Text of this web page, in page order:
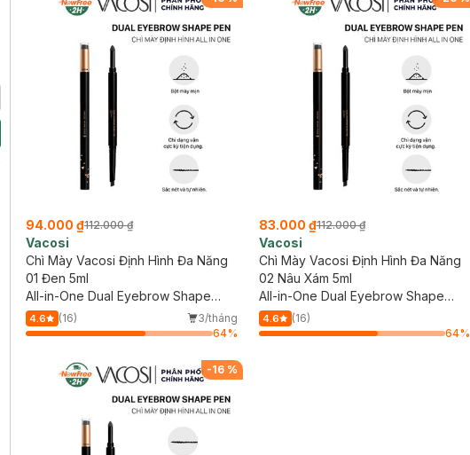
94.000 ₫112.000 ₫
Vacosi
Chì Mày Vacosi Định Hình Đa Năng
01 Đen 5ml
All-in-One Dual Eyebrow Shape
Pen #01 Black
4.6 (16)
3/tháng
64%
83.000 ₫112.000 ₫
Vacosi
Chì Mày Vacosi Định Hình Đa Năng
02 Nâu Xám 5ml
All-in-One Dual Eyebrow Shape
Pen #02 Brown
4.6
(16)
64%
-16%